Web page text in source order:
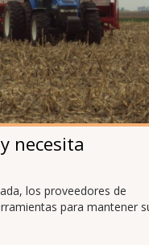
necesita
los proveedores de
para mantener